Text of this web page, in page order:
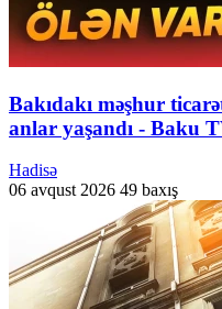
Bakıdakı məşhur
anlar yaşandı - Baku
Hadisə
06 avqust 2026 49 baxış